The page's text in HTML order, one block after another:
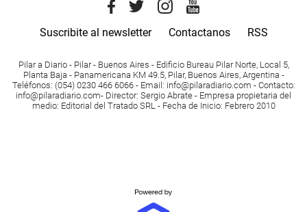
Suscribite al newsletter Contactanos RSS
Pilar a Diario - Pilar - Buenos Aires - Edificio Bureau Pilar Norte, Local 5,
Planta Baja - Panamericana KM 49.5, Pilar, Buenos Aires, Argentina -
Teléfonos: (054) 0230 466 6066 - Email : info@pilaradiario.com - Contacto:
info@pilaradiario.com- Director: Sergio Abrate - Empresa propietaria del
medio: Editorial del Tratado SRL - Fecha de Inicio: Febrero 2010